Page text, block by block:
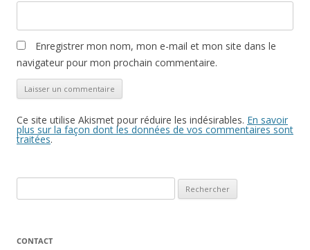
Enregistrer mon nom, mon e-mail et mon site dans le
navigateur pour mon prochain commentaire.
Ce site utilise Akismet pour réduire les indésirables. En savoir
plus sur la façon dont les données de vos commentaires sont
traitées.
CONTACT